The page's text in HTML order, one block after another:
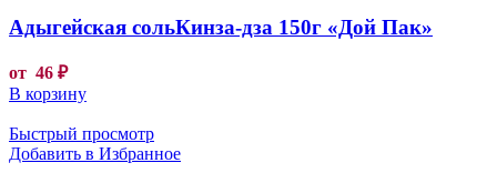
Адыгейская сольКинза-дза 150г «Дой Пак»
от 46 ₽
В корзину
Быстрый просмотр
Добавить в Избранное